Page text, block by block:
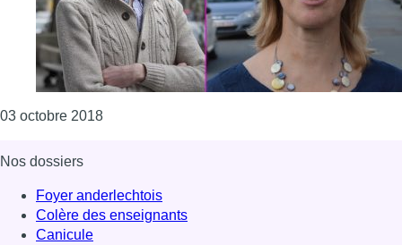
03 octobre 2018Consulter l'article "Anderlecht : Giovanni
Nos dossiers
Foyer anderlechtois
Colère des enseignants
Canicule